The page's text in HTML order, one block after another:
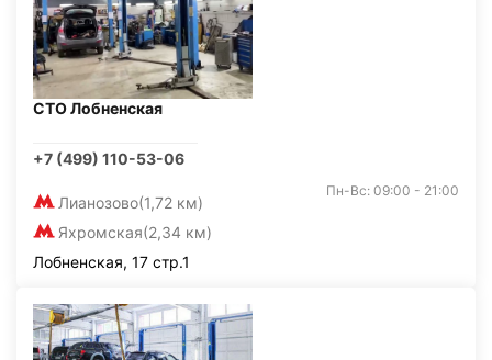
СТО Лобненская
+7 (499) 110-53-06
Лианозово(1,72 км)
Яхромская(2,34 км)
Пн-Вс: 09:00 - 21:00
Лобненская, 17 стр.1